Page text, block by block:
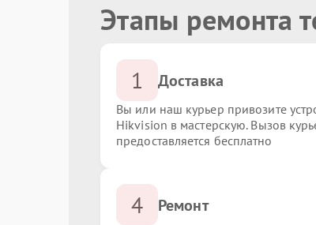
Этапы ремонта
1 Доставка
Вы или наш курьер привозите
Hikvision в мастерскую. Вызов
предоставляется бесплатно
4 Ремонт